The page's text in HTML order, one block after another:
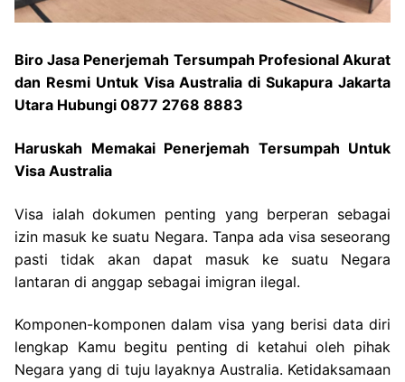
Biro Jasa Penerjemah Tersumpah Profesional Akurat
dan Resmi Untuk Visa Australia di Sukapura Jakarta
Utara Hubungi 0877 2768 8883
Haruskah Memakai Penerjemah Tersumpah Untuk
Visa Australia
Visa ialah dokumen penting yang berperan sebagai
izin masuk ke suatu Negara. Tanpa ada visa seseorang
pasti tidak akan dapat masuk ke suatu Negara
lantaran di anggap sebagai imigran ilegal.
Komponen-komponen dalam visa yang berisi data diri
lengkap Kamu begitu penting di ketahui oleh pihak
Negara yang di tuju layaknya Australia. Ketidaksamaan